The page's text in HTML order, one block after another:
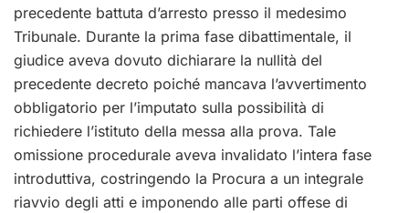
precedente battuta d’arresto presso il medesimo
Tribunale. Durante la prima fase dibattimentale, il
giudice aveva dovuto dichiarare la nullità del
precedente decreto poiché mancava l’avvertimento
obbligatorio per l’imputato sulla possibilità di
richiedere l’istituto della messa alla prova. Tale
omissione procedurale aveva invalidato l’intera fase
introduttiva, costringendo la Procura a un integrale
riavvio degli atti e imponendo alle parti offese di